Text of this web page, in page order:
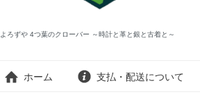
よろずや 4つ葉のクローバー ～時計と革と銀と古着と～
ホーム 支払・配送について